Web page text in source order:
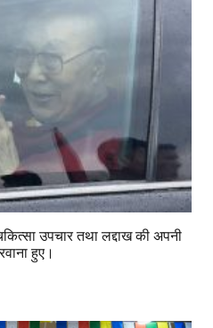
उपचार तथा लद्दाख की अपनी
हुए।